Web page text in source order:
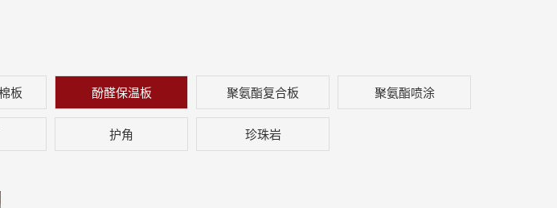
板 酚醛保温板 聚氨酯复合板 聚氨酯喷涂
护角 珍珠岩